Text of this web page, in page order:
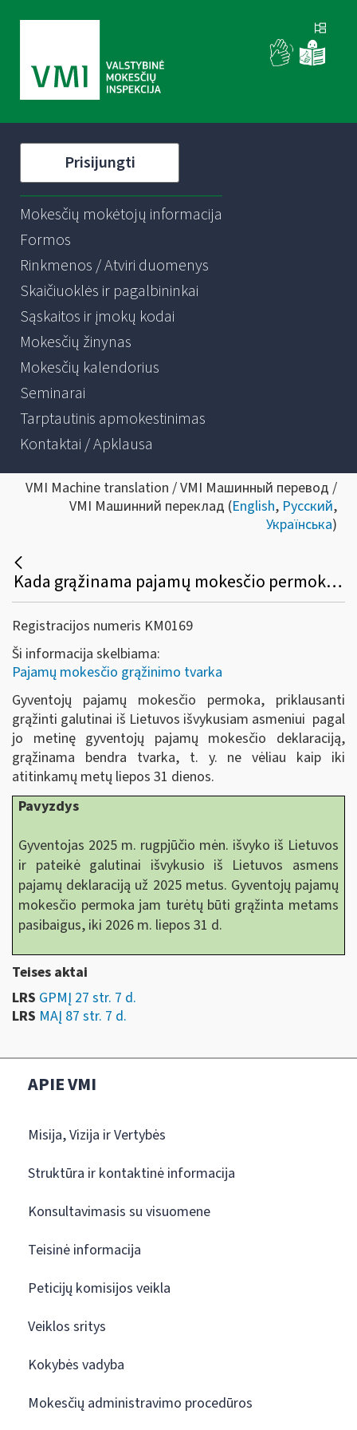
Prisijungti
Mokesčių mokėtojų informacija
Formos
Rinkmenos / Atviri duomenys
Skaičiuoklės ir pagalbininkai
Sąskaitos ir įmokų kodai
Mokesčių žinynas
Mokesčių kalendorius
Seminarai
Tarptautinis apmokestinimas
Kontaktai / Apklausa
VMI Machine translation / VMI Машинный перевод /
VMI Машинний переклад (English, Русский,
Українська)
Kada grąžinama pajamų mokesčio permoka pagal pateiktą galutinai išvykusio iš Lietuvos gyventojo pajamų deklaraciją?
Registracijos numeris KM0169
Ši informacija skelbiama:
Pajamų mokesčio grąžinimo tvarka
Gyventojų pajamų mokesčio permoka, priklausanti
grąžinti galutinai iš Lietuvos išvykusiam asmeniui pagal
jo metinę gyventojų pajamų mokesčio deklaraciją,
grąžinama bendra tvarka, t. y. ne vėliau kaip iki
atitinkamų metų liepos 31 dienos.
Pavyzdys
Gyventojas 2025 m. rugpjūčio mėn. išvyko iš Lietuvos
ir pateikė galutinai išvykusio iš Lietuvos asmens
pajamų deklaraciją už 2025 metus. Gyventojų pajamų
mokesčio permoka jam turėtų būti grąžinta metams
pasibaigus, iki 2026 m. liepos 31 d.
Teises aktai
LRS GPMĮ 27 str. 7 d.
LRS MAĮ 87 str. 7 d.
APIE VMI
Misija, Vizija ir Vertybės
Struktūra ir kontaktinė informacija
Konsultavimasis su visuomene
Teisinė informacija
Peticijų komisijos veikla
Veiklos sritys
Kokybės vadyba
Mokesčių administravimo procedūros